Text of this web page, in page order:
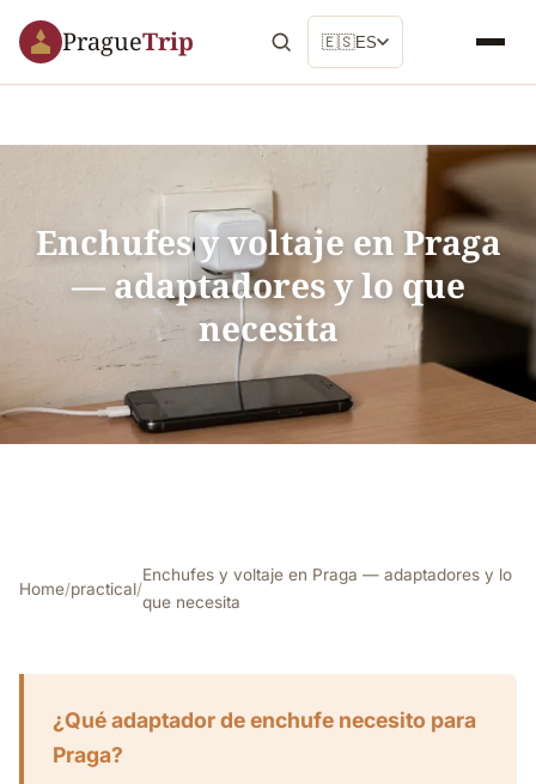
PragueTrip 🇪🇸ES
Enchufes y voltaje en Praga
— adaptadores y lo que
necesita
Home/practical/
Enchufes y voltaje en Praga — adaptadores y lo
que necesita
¿Qué adaptador de enchufe necesito para
Praga?